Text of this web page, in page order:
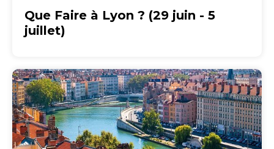
Que Faire à Lyon ? (29 juin - 5
juillet)